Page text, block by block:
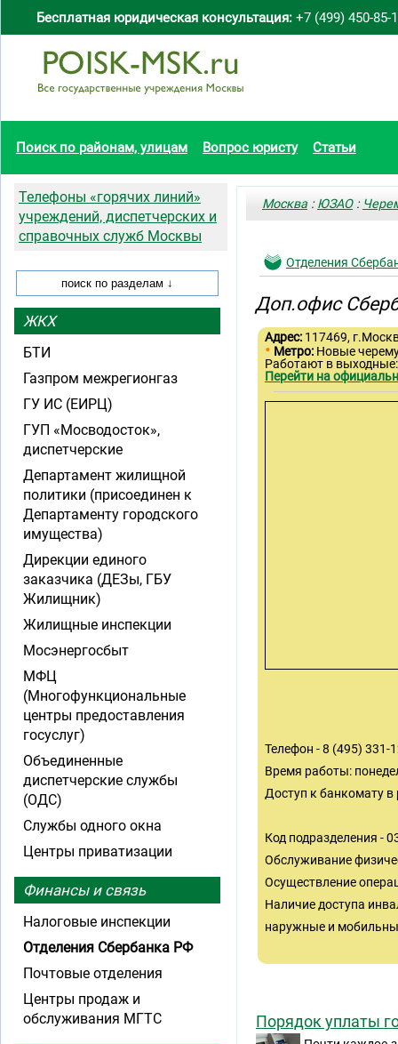
Бесплатная юридическая консультация: +7 (499) 450-85-
Поиск по районам, улицам Вопрос юристу Статьи
Москва :ЮЗАО:
Отделения
Доп.офис
Адрес: 117469,
• Метро: Новые
Работают в
Перейти на
Телефон - 8 (495) 331-
Время работы:
Доступ к банкомату
Код подразделения -
Обслуживание
Осуществление
Наличие доступа
наружные и
Порядок уплаты
Телефоны «горячих линий»
учреждений, диспетчерских и
справочных служб Москвы
ЖКХ
БТИ
Газпром межрегионгаз
ГУ ИС (ЕИРЦ)
ГУП «Мосводосток»,
диспетчерские
Департамент жилищной
политики (присоединен к
Департаменту городского
имущества)
Дирекции единого
заказчика (ДЕЗы, ГБУ
Жилищник)
Жилищные инспекции
Мосэнергосбыт
МФЦ
(Многофункциональные
центры предоставления
госуслуг)
Объединенные
диспетчерские службы
(ОДС)
Службы одного окна
Центры приватизации
Финансы и связь
Налоговые инспекции
Отделения Сбербанка РФ
Почтовые отделения
Центры продаж и
обслуживания МГТС